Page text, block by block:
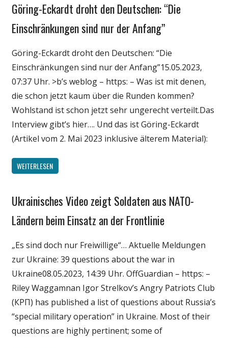
Gesellschaft
Medien
Wirtschaft
Wissenschaft
Göring-Eckardt droht den Deutschen: “Die
Einschränkungen sind nur der Anfang”
Göring-Eckardt droht den Deutschen: “Die
Einschränkungen sind nur der Anfang”15.05.2023,
07:37 Uhr. >b’s weblog – https: – Was ist mit denen,
die schon jetzt kaum über die Runden kommen?
Wohlstand ist schon jetzt sehr ungerecht verteilt.Das
Interview gibt’s hier…. Und das ist Göring-Eckardt
(Artikel vom 2. Mai 2023 inklusive älterem Material):
WEITERLESEN
Gesellschaft
Medien
Wirtschaft
Wissenschaft
Ukrainisches Video zeigt Soldaten aus NATO-
Ländern beim Einsatz an der Frontlinie
„Es sind doch nur Freiwillige“… Aktuelle Meldungen
zur Ukraine: 39 questions about the war in
Ukraine08.05.2023, 14:39 Uhr. OffGuardian – https: –
Riley Waggamnan Igor Strelkov’s Angry Patriots Club
(КРП) has published a list of questions about Russia’s
“special military operation” in Ukraine. Most of their
questions are highly pertinent; some of